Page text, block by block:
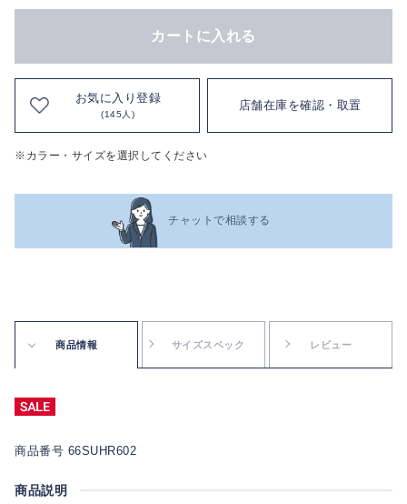
カートに入れる
お気に入り登録
(145人)
店舗在庫を確認・取置
※カラー・サイズを選択してください
チャットで相談する
商品情報 サイズスペック レビュー
商品番号 66SUHR602
商品説明